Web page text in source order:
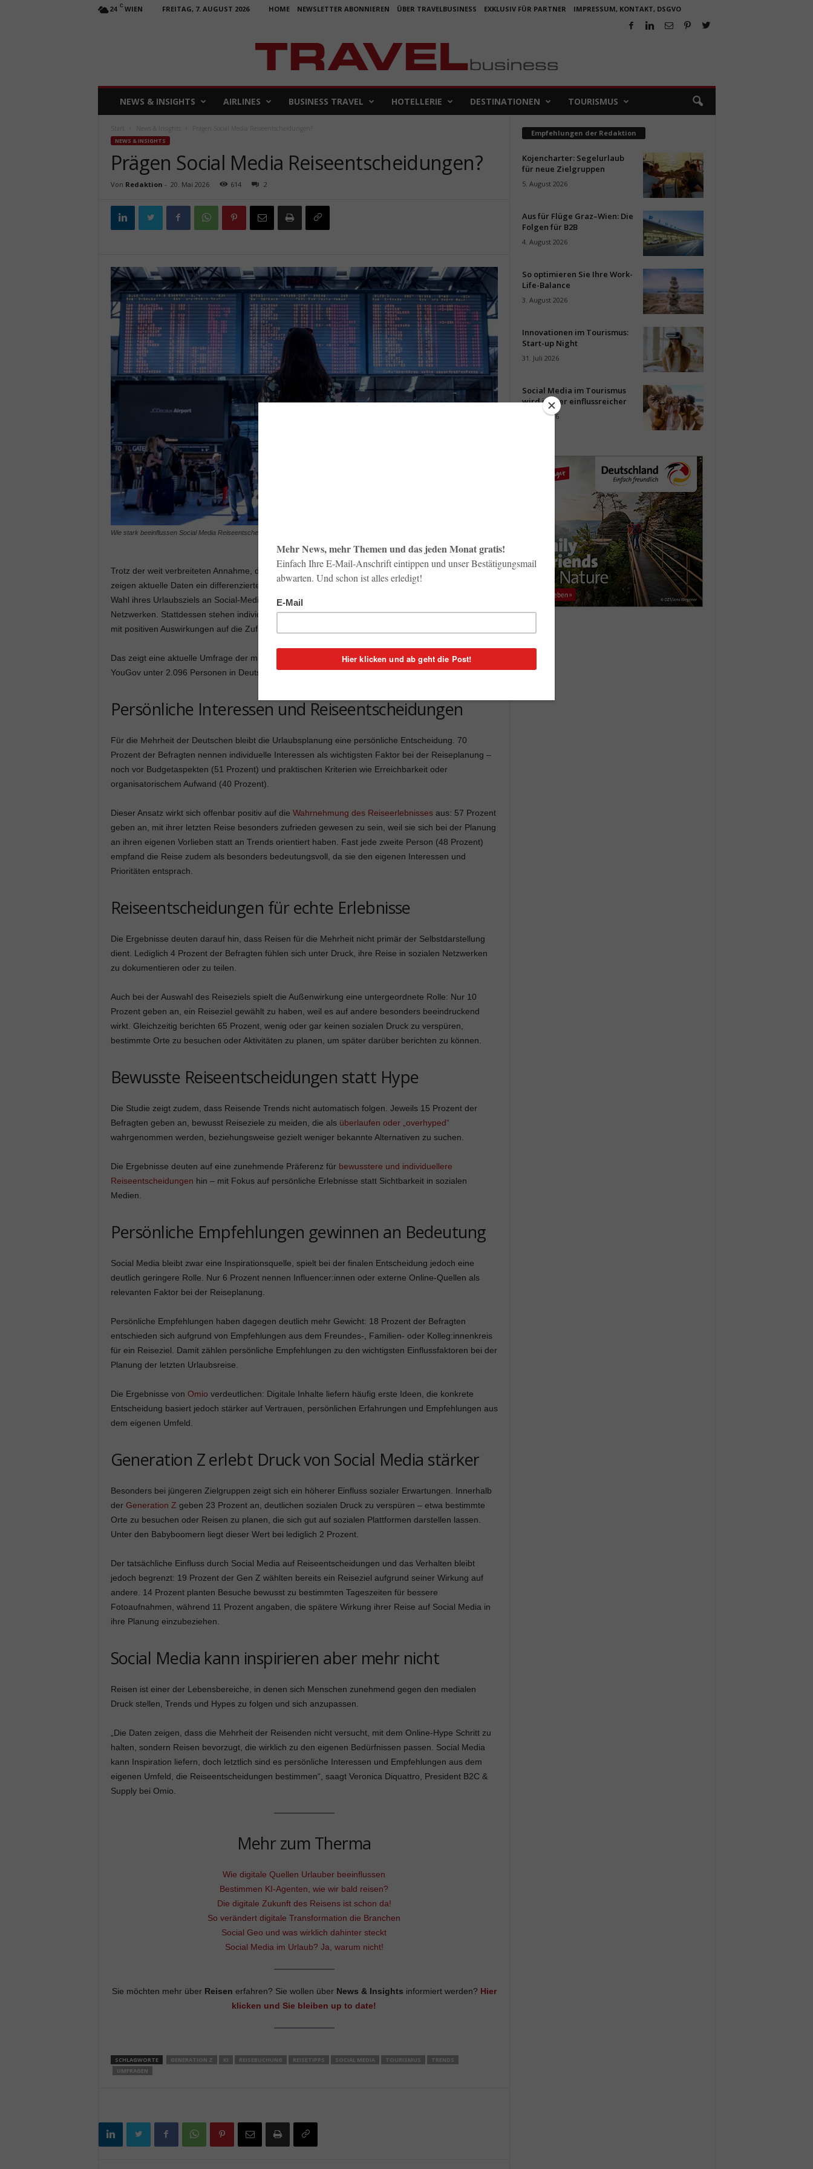
24 C WIEN FREITAG, 7. AUGUST 2026 HOME NEWSLETTER ABONNIEREN ÜBER TRAVELBUSINESS EXKLUSIV FÜR PARTNER IMPRESSUM, KONTAKT, DSGVO
A
NEWS & INSIGHTS AIRLINES BUSINESS TRAVEL HOTELLERIE DESTINATIONEN TOURISMUS
NEWS & INSIGHTS
Prägen Social Media Reiseentscheidungen?
Von Redaktion - 20. Mai 2026 614 2
Wie stark beeinflussen Social Media Reiseentscheidungen von jungen Menschen? (Bild:
Trotz der weit verbreiteten Annahme, dass Social Media Reiseentscheidungen
zeigen aktuelle Daten ein differenzierteres Bild: Nur 5 Prozent der Deutschen orientieren sich bei der
Wahl ihres Urlaubsziels an Social-Media-Trends oder aktuell beliebten Inhalten aus sozialen
Netzwerken. Stattdessen stehen individuelle Interessen und persönliche Prioritäten im Vordergrund –
mit positiven Auswirkungen auf die Zufriedenheit mit dem Reiseerlebnis.
Das zeigt eine aktuelle Umfrage der multimodalen Buchungsplattform Omio, durchgeführt von
YouGov unter 2.096 Personen in Deutschland, die eine Urlaubsreise planen.
Persönliche Interessen und Reiseentscheidungen
Für die Mehrheit der Deutschen bleibt die Urlaubsplanung eine persönliche Entscheidung. 70
Prozent der Befragten nennen individuelle Interessen als wichtigsten Faktor bei der Reiseplanung –
noch vor Budgetaspekten (51 Prozent) und praktischen Kriterien wie Erreichbarkeit oder
organisatorischem Aufwand (40 Prozent).
Dieser Ansatz wirkt sich offenbar positiv auf die Wahrnehmung des Reiseerlebnissesaus: 57 Prozent
geben an, mit ihrer letzten Reise besonders zufrieden gewesen zu sein, weil sie sich bei der Planung
an ihren eigenen Vorlieben statt an Trends orientiert haben. Fast jede zweite Person (48 Prozent)
empfand die Reise zudem als besonders bedeutungsvoll, da sie den eigenen Interessen und
Prioritäten entsprach.
Reiseentscheidungen für echte Erlebnisse
Die Ergebnisse deuten darauf hin, dass Reisen für die Mehrheit nicht primär der Selbstdarstellung
dient. Lediglich 4 Prozent der Befragten fühlen sich unter Druck, ihre Reise in sozialen Netzwerken
zu dokumentieren oder zu teilen.
Auch bei der Auswahl des Reiseziels spielt die Außenwirkung eine untergeordnete Rolle: Nur 10
Prozent geben an, ein Reiseziel gewählt zu haben, weil es auf andere besonders beeindruckend
wirkt. Gleichzeitig berichten 65 Prozent, wenig oder gar keinen sozialen Druck zu verspüren,
bestimmte Orte zu besuchen oder Aktivitäten zu planen, um später darüber berichten zu können.
Bewusste Reiseentscheidungen statt Hype
Die Studie zeigt zudem, dass Reisende Trends nicht automatisch folgen. Jeweils 15 Prozent der
Befragten geben an, bewusst Reiseziele zu meiden, die als überlaufen oder „overhyped“
wahrgenommen werden, beziehungsweise gezielt weniger bekannte Alternativen zu suchen.
Die Ergebnisse deuten auf eine zunehmende Präferenz für bewusstere und individuellere
Reiseentscheidungen hin – mit Fokus auf persönliche Erlebnisse statt Sichtbarkeit in sozialen
Medien.
Persönliche Empfehlungen gewinnen an Bedeutung
Social Media bleibt zwar eine Inspirationsquelle, spielt bei der finalen Entscheidung jedoch eine
deutlich geringere Rolle. Nur 6 Prozent nennen Influencer:innen oder externe Online-Quellen als
relevanten Faktor bei der Reiseplanung.
Persönliche Empfehlungen haben dagegen deutlich mehr Gewicht: 18 Prozent der Befragten
entschieden sich aufgrund von Empfehlungen aus dem Freundes-, Familien- oder Kolleg:innenkreis
für ein Reiseziel. Damit zählen persönliche Empfehlungen zu den wichtigsten Einflussfaktoren bei der
Planung der letzten Urlaubsreise.
Die Ergebnisse von Omio verdeutlichen: Digitale Inhalte liefern häufig erste Ideen, die konkrete
Entscheidung basiert jedoch stärker auf Vertrauen, persönlichen Erfahrungen und Empfehlungen aus
dem eigenen Umfeld.
Generation Z erlebt Druck von Social Media stärker
Besonders bei jüngeren Zielgruppen zeigt sich ein höherer Einfluss sozialer Erwartungen. Innerhalb
der Generation Z geben 23 Prozent an, deutlichen sozialen Druck zu verspüren – etwa bestimmte
Orte zu besuchen oder Reisen zu planen, die sich gut auf sozialen Plattformen darstellen lassen.
Unter den Babyboomern liegt dieser Wert bei lediglich 2 Prozent.
Der tatsächliche Einfluss durch Social Media auf Reiseentscheidungen und das Verhalten bleibt
jedoch begrenzt: 19 Prozent der Gen Z wählten bereits ein Reiseziel aufgrund seiner Wirkung auf
andere. 14 Prozent planten Besuche bewusst zu bestimmten Tageszeiten für bessere
Fotoaufnahmen, während 11 Prozent angaben, die spätere Wirkung ihrer Reise auf Social Media in
ihre Planung einzubeziehen.
Social Media kann inspirieren aber mehr nicht
Reisen ist einer der Lebensbereiche, in denen sich Menschen zunehmend gegen den medialen
Druck stellen, Trends und Hypes zu folgen und sich anzupassen.
„Die Daten zeigen, dass die Mehrheit der Reisenden nicht versucht, mit dem Online-Hype Schritt zu
halten, sondern Reisen bevorzugt, die wirklich zu den eigenen Bedürfnissen passen. Social Media
kann Inspiration liefern, doch letztlich sind es persönliche Interessen und Empfehlungen aus dem
eigenen Umfeld, die Reiseentscheidungen bestimmen“, saagt Veronica Diquattro, President B2C &
Supply bei Omio.
Mehr zum Therma
Wie digitale Quellen Urlauber beeinflussen
Bestimmen KI-Agenten, wie wir bald reisen?
Die digitale Zukunft des Reisens ist schon da!
So verändert digitale Transformation die Branchen
Social Geo und was wirklich dahinter steckt
Social Media im Urlaub? Ja, warum nicht!
Sie möchten mehr über Reisen erfahren? Sie wollen über News & Insights informiert werden? Hier
klicken und Sie bleiben up to date!
SCHLAGWORTE GENERATION Z KI REISEBUCHUNG REISETIPPS SOCIAL MEDIA TOURISMUS
TRENDS
UMFRAGEN
Empfehlungen der Redaktion
Kojencharter: Segelurlaub
für neue Zielgruppen
5. August 2026
Aus für Flüge Graz–Wien: Die
Folgen für B2B
4. August 2026
So optimieren Sie Ihre Work-
Life-Balance
3. August 2026
Innovationen im Tourismus:
Start-up Night
31. Juli 2026
Social Media im Tourismus
wird immer einflussreicher
30. Juli 2026